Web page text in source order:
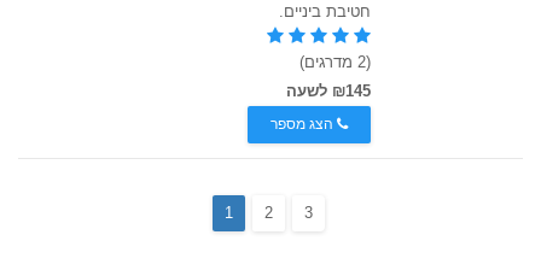
חטיבת ביניים.
(2 מדרגים)
₪145 לשעה
הצג מספר
1 2 3